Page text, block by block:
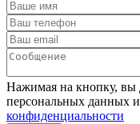
Нажимая на кнопку, вы
персональных данных и
конфиденциальности